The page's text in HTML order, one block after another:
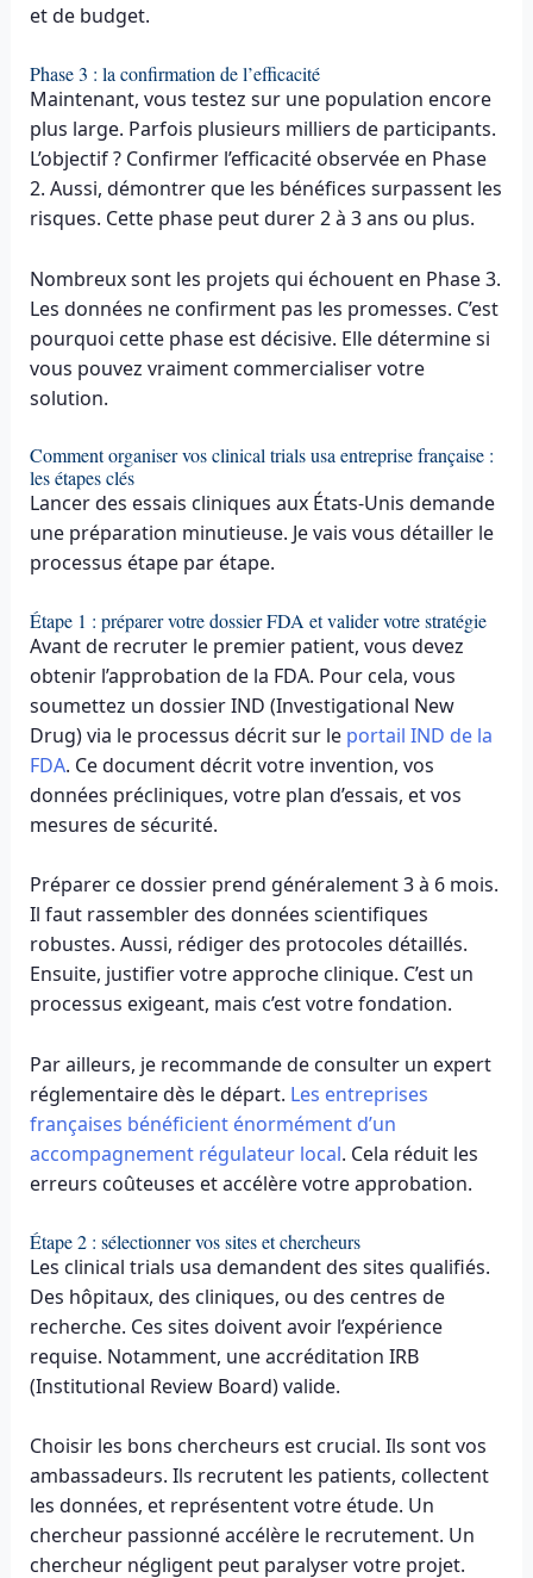
et de budget.
Phase 3 : la confirmation de l’efficacité
Maintenant, vous testez sur une population encore
plus large. Parfois plusieurs milliers de participants.
L’objectif ? Confirmer l’efficacité observée en Phase
2. Aussi, démontrer que les bénéfices surpassent les
risques. Cette phase peut durer 2 à 3 ans ou plus.
Nombreux sont les projets qui échouent en Phase 3.
Les données ne confirment pas les promesses. C’est
pourquoi cette phase est décisive. Elle détermine si
vous pouvez vraiment commercialiser votre
solution.
Comment organiser vos clinical trials usa entreprise française :
les étapes clés
Lancer des essais cliniques aux États-Unis demande
une préparation minutieuse. Je vais vous détailler le
processus étape par étape.
Étape 1 : préparer votre dossier FDA et valider votre stratégie
Avant de recruter le premier patient, vous devez
obtenir l’approbation de la FDA. Pour cela, vous
soumettez un dossier IND (Investigational New
Drug) via le processus décrit sur le portail IND de la
FDA. Ce document décrit votre invention, vos
données précliniques, votre plan d’essais, et vos
mesures de sécurité.
Préparer ce dossier prend généralement 3 à 6 mois.
Il faut rassembler des données scientifiques
robustes. Aussi, rédiger des protocoles détaillés.
Ensuite, justifier votre approche clinique. C’est un
processus exigeant, mais c’est votre fondation.
Par ailleurs, je recommande de consulter un expert
réglementaire dès le départ. Les entreprises
françaises bénéficient énormément d’un
accompagnement régulateur local. Cela réduit les
erreurs coûteuses et accélère votre approbation.
Étape 2 : sélectionner vos sites et chercheurs
Les clinical trials usa demandent des sites qualifiés.
Des hôpitaux, des cliniques, ou des centres de
recherche. Ces sites doivent avoir l’expérience
requise. Notamment, une accréditation IRB
(Institutional Review Board) valide.
Choisir les bons chercheurs est crucial. Ils sont vos
ambassadeurs. Ils recrutent les patients, collectent
les données, et représentent votre étude. Un
chercheur passionné accélère le recrutement. Un
chercheur négligent peut paralyser votre projet.